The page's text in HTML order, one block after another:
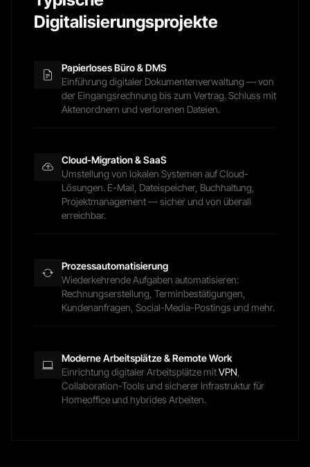
Digitalisierungsprojekte
Papierloses Büro & DMS
Einführung digitaler Dokumentenverwaltung — von
der Eingangsrechnung bis zum Vertrag. Schluss mit
Aktenordnern und verlorenen Dateien.
Cloud-Migration & SaaS
Umstellung von lokalen Systemen auf Cloud-
Lösungen. E-Mail, Dateispeicher, Buchhaltung,
Projektmanagement — sicher und von überall
erreichbar.
Prozessautomatisierung
Wiederkehrende Aufgaben automatisieren:
Rechnungserstellung, Terminbestätigungen,
Kundenanfragen, Social-Media-Postings und mehr.
Moderne Arbeitsplätze & Remote Work
Einrichtung digitaler Arbeitsplätze mitVPN
Collaboration-Tools und sicherer Infrastruktur für
Homeoffice und hybrides Arbeiten.